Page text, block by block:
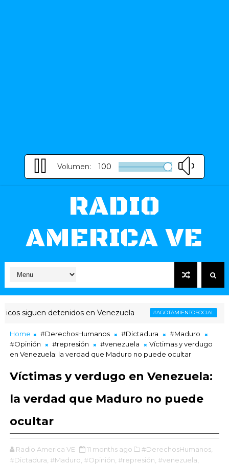
Volumen: 100
RADIO
AMERICA VE
siguen detenidos en Venezuela #AGOTAMIENTOSOCIAL
Home #DerechosHumanos #Dictadura
#Maduro
#Opinión
#represión #venezuela
Víctimas y verdugo
en Venezuela: la verdad que Maduro no puede ocultar
Víctimas y verdugo en Venezuela:
la verdad que Maduro no puede
ocultar
Radio America VE 11 months ago
#DerechosHumanos,
#Dictadura, #Maduro, #Opinión, #represión, #venezuela,